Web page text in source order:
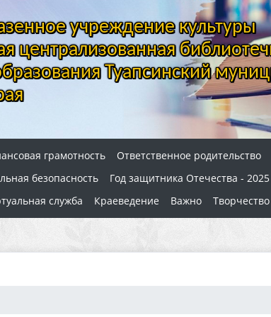
учреждение культуры
централизованная
Туапсинский
грамотность
Ответственное родительство
безопасность
Год защитника Отечества - 2025
служба Краеведение Важно